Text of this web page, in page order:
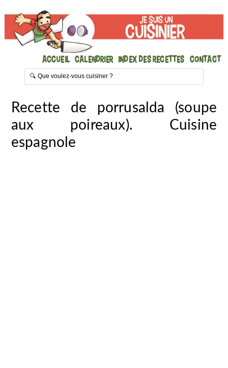
Accueil Calendrier Index des recettes Contact
Recette de porrusalda (soupe
aux poireaux). Cuisine
espagnole